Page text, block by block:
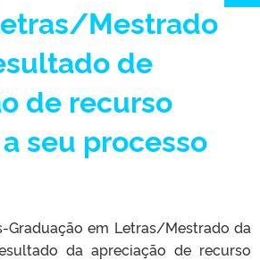
Mestrado
de
de recurso
seu processo
Graduação em Letras/Mestrado da
da apreciação de recurso